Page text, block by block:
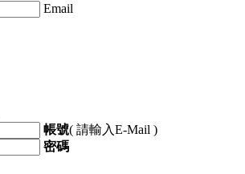
Email
帳號( 請輸入E-Mail )
密碼